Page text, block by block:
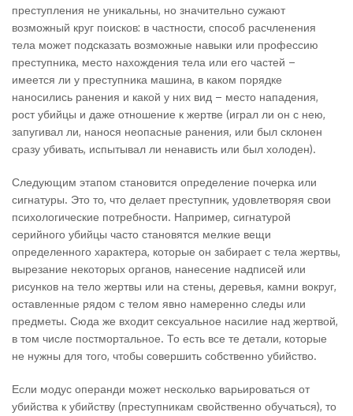
преступления не уникальны, но значительно сужают
возможный круг поисков: в частности, способ расчленения
тела может подсказать возможные навыки или профессию
преступника, место нахождения тела или его частей –
имеется ли у преступника машина, в каком порядке
наносились ранения и какой у них вид – место нападения,
рост убийцы и даже отношение к жертве (играл ли он с нею,
запугивал ли, нанося неопасные ранения, или был склонен
сразу убивать, испытывал ли ненависть или был холоден).
Следующим этапом становится определение почерка или
сигнатуры. Это то, что делает преступник, удовлетворяя свои
психологические потребности. Например, сигнатурой
серийного убийцы часто становятся мелкие вещи
определенного характера, которые он забирает с тела жертвы,
вырезание некоторых органов, нанесение надписей или
рисунков на тело жертвы или на стены, деревья, камни вокруг,
оставленные рядом с телом явно намеренно следы или
предметы. Сюда же входит сексуальное насилие над жертвой,
в том числе постмортальное. То есть все те детали, которые
не нужны для того, чтобы совершить собственно убийство.
Если модус операнди может несколько варьироваться от
убийства к убийству (преступникам свойственно обучаться), то